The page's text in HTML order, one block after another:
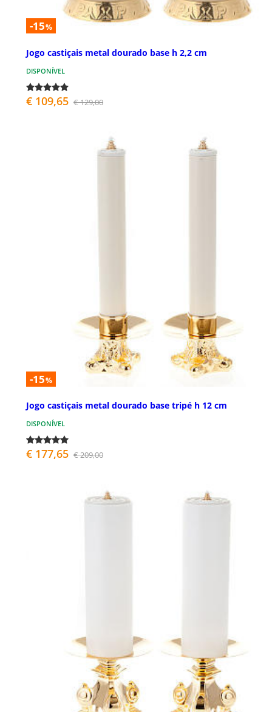
-15%
Jogo castiçais metal dourado base h 2,2 cm
DISPONÍVEL
€ 109,65 € 129,00
-15%
Jogo castiçais metal dourado base tripé h 12 cm
DISPONÍVEL
€ 177,65 € 209,00